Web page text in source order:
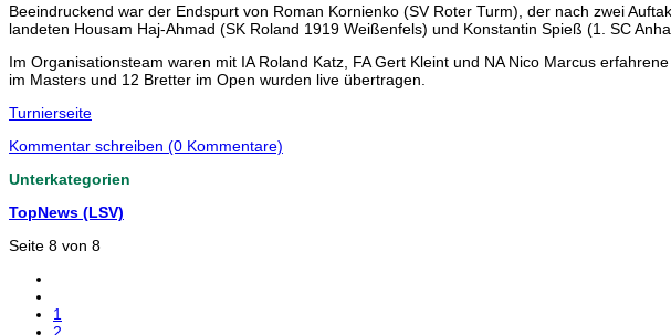
Beeindruckend war der Endspurt von Roman Kornienko (SV Roter Turm), der nach zwei
landeten Housam Haj-Ahmad (SK Roland 1919 Weißenfels) und Konstantin Spieß (1. SC
Im Organisationsteam waren mit IA Roland Katz, FA Gert Kleint und NA Nico Marcus
im Masters und 12 Bretter im Open wurden live übertragen.
Turnierseite
Kommentar schreiben (0 Kommentare)
Unterkategorien
TopNews (LSV)
Seite 8 von 8
1
2